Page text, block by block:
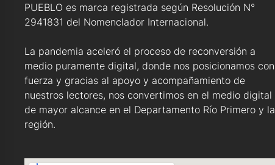
PUEBLO es marca registrada según Resolución N°
2941831 del Nomenclador Internacional.
La pandemia aceleró el proceso de reconversión a
medio puramente digital, donde nos posicionamos con
fuerza y gracias al apoyo y acompañamiento de
nuestros lectores, nos convertimos en el medio digital
de mayor alcance en el Departamento Río Primero y la
región.